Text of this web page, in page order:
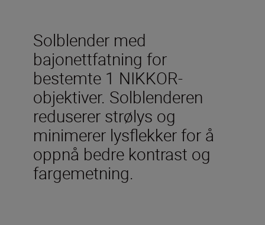
Solblender med
bajonettfatning for
bestemte 1 NIKKOR-
objektiver. Solblenderen
reduserer strølys og
minimerer lysflekker for å
oppnå bedre kontrast og
fargemetning.